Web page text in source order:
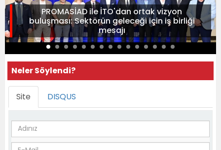
PROMASİAD ile İTO'dan ortak vizyon
buluşması: Sektörün geleceği için iş birliği
mesajı
Neler Söylendi?
Site DISQUS